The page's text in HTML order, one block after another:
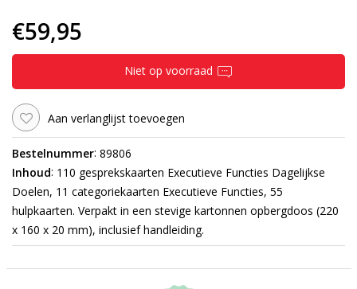
€59,95
Niet op voorraad
Aan verlanglijst toevoegen
Bestelnummer: 89806
Inhoud: 110 gesprekskaarten Executieve Functies Dagelijkse
Doelen, 11 categoriekaarten Executieve Functies, 55
hulpkaarten. Verpakt in een stevige kartonnen opbergdoos (220
x 160 x 20 mm), inclusief handleiding.